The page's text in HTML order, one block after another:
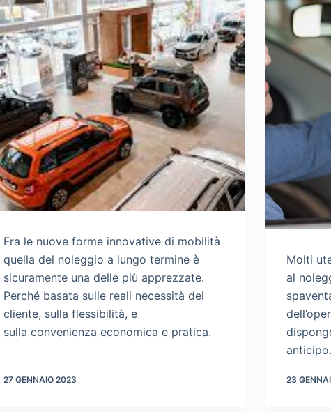
Fra le nuove forme innovative di mobilità
quella del noleggio a lungo termine è
sicuramente una delle più apprezzate.
Perché basata sulle reali necessità del
cliente, sulla flessibilità, e
sulla convenienza economica e pratica.
27 GENNAIO 2023
Molti
al
anticipo.
23